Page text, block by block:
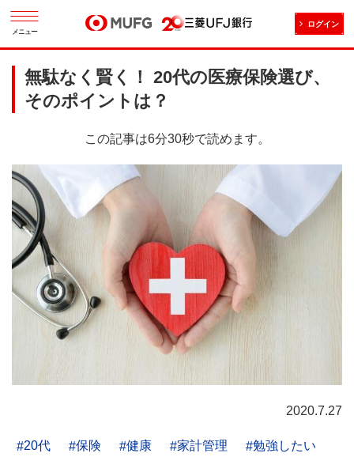
メニュー
ログイン
無駄なく賢く！ 20代の医療保険選び、
そのポイントは？
この記事は6分30秒で読めます。
2020.7.27
20代 保険 健康 家計管理 勉強したい